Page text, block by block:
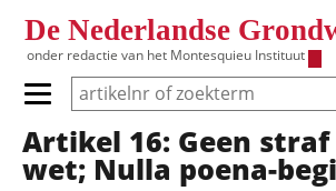
De Nederlandse
onder redactie van het Montesquieu Instituut
Primair menu tonen/verbergen
Hoofdnavigatie
Artikel 16: Geen
wet; Nulla poena-